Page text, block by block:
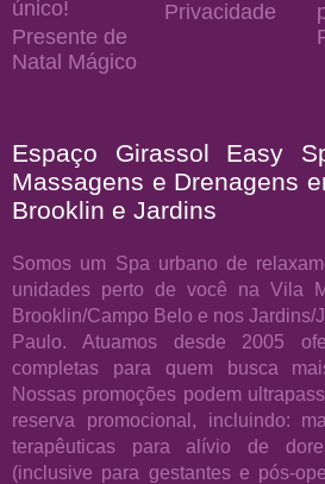
único!
Presente de
Natal Mágico
Privacidade
Espaço Girassol Easy
Massagens e Drenagens
Brooklin e Jardins
Somos um Spa urbano de
unidades perto de você na Vila
Brooklin/Campo Belo e nos Jardins/
Paulo. Atuamos desde 2005
completas para quem busca
Nossas promoções podem
reserva promocional, incluindo:
terapêuticas para alívio de
(inclusive para gestantes e pós-